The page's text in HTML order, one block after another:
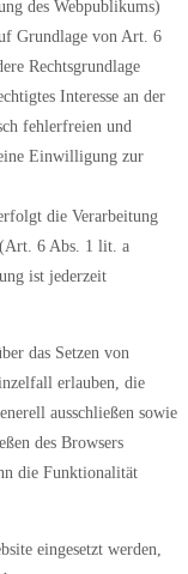
des Webpublikums)
Grundlage von Art. 6
Rechtsgrundlage
Interesse an der
fehlerfreien und
Einwilligung zur
die Verarbeitung
6 Abs. 1 lit. a
ist jederzeit
das Setzen von
erlauben, die
ausschließen sowie
des Browsers
die Funktionalität
eingesetzt werden,